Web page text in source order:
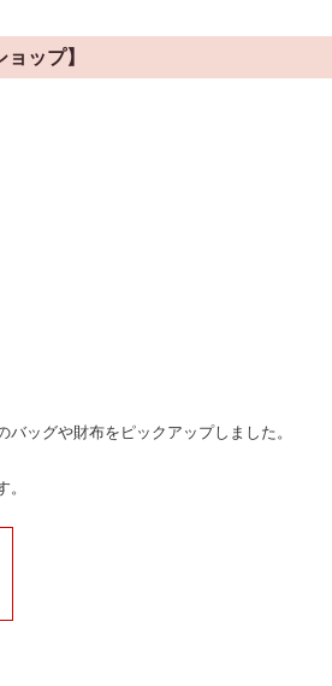
ップ】
ッグや財布をピックアップしました。